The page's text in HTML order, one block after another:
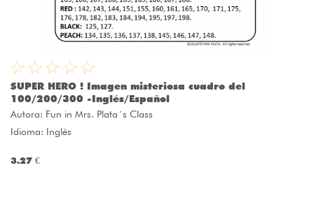
SUPER HERO ! Imagen misteriosa cuadro del
100/200/300 -Inglés/Español
Autora: Fun in Mrs. Plata´s Class
Idioma: Inglés
3.27 €